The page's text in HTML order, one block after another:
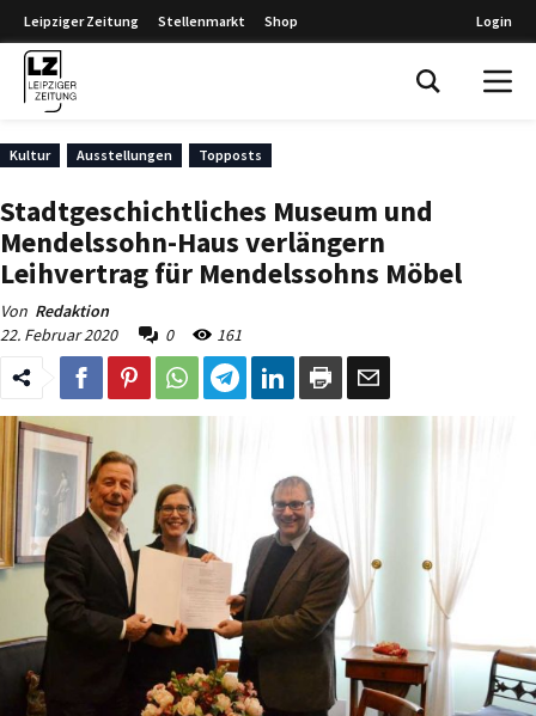
Leipziger Zeitung Stellenmarkt Shop Login
Kultur Ausstellungen Topposts
Stadtgeschichtliches Museum und
Mendelssohn-Haus verlängern
Leihvertrag für Mendelssohns Möbel
Von Redaktion
22. Februar 2020
0 161